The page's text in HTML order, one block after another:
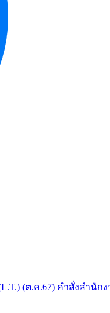
(ต.ค.67) คำสั่งสำนัก